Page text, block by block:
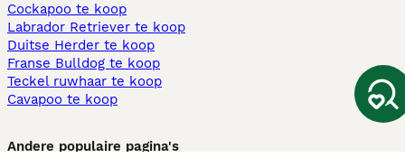
Cockapoo te koop
Labrador Retriever te koop
Duitse Herder te koop
Franse Bulldog te koop
Teckel ruwhaar te koop
Cavapoo te koop
Andere populaire pagina's